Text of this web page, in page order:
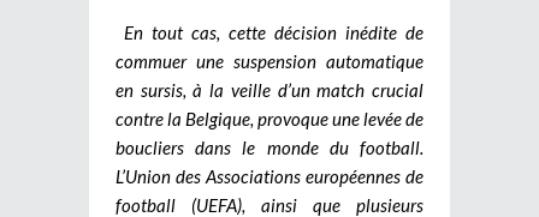
En tout cas, cette décision inédite de
commuer une suspension automatique
en sursis, à la veille d’un match crucial
contre la Belgique, provoque une levée de
boucliers dans le monde du football.
L’Union des Associations européennes de
football (UEFA), ainsi que plusieurs